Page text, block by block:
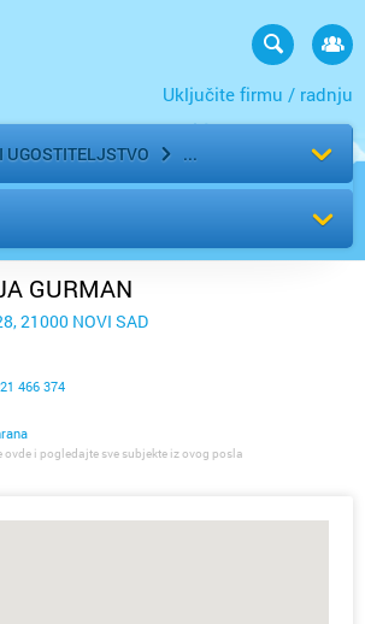
Uključite firmu / radnju
UGOSTITELJSTVO
GURMAN
21000 NOVI SAD
466 374
ovde i pogledajte sve subjekte iz ovog posla